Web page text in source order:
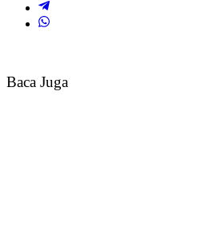
Baca Juga